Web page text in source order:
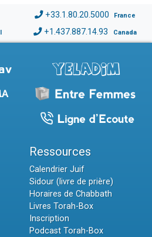
+33.1.80.20.5000 France
+1.437.887.14.93 Canada
Ressources
Calendrier Juif
Sidour (livre de prière)
Horaires de Chabbath
Livres Torah-Box
Inscription
Podcast Torah-Box